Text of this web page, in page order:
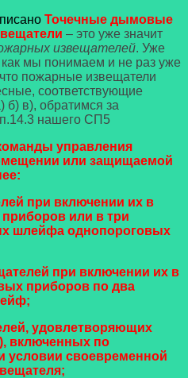
Точечные дымовые
– это уже значит
извещателей. Уже
мы понимаем и не раз уже
пожарные извещатели
соответствующие
в), обратимся за
нашего СП5
управления
или защищаемой
при включении их в
или в три
шлейфа однопороговых
при включении их в
приборов по два
удовлетворяющих
), включенных по
условии своевременной